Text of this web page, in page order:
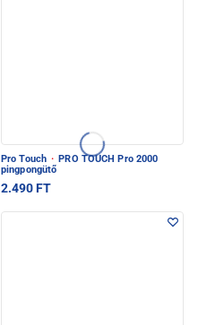
Pro Touch · PRO TOUCH Pro 2000
pingpongütő
2.490 FT